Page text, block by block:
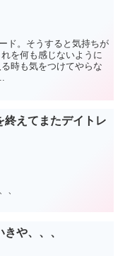
ド。そうすると気持ちが
を何も感じないように
時も気をつけてやらな
終えてまたデイトレ
、
や、、、